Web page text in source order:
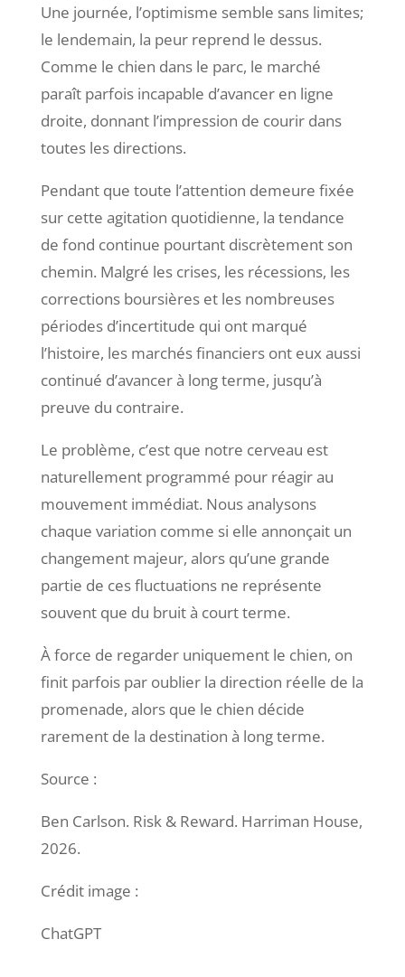
Une journée, l’optimisme semble sans limites;
le lendemain, la peur reprend le dessus.
Comme le chien dans le parc, le marché
paraît parfois incapable d’avancer en ligne
droite, donnant l’impression de courir dans
toutes les directions.
Pendant que toute l’attention demeure fixée
sur cette agitation quotidienne, la tendance
de fond continue pourtant discrètement son
chemin. Malgré les crises, les récessions, les
corrections boursières et les nombreuses
périodes d’incertitude qui ont marqué
l’histoire, les marchés financiers ont eux aussi
continué d’avancer à long terme, jusqu’à
preuve du contraire.
Le problème, c’est que notre cerveau est
naturellement programmé pour réagir au
mouvement immédiat. Nous analysons
chaque variation comme si elle annonçait un
changement majeur, alors qu’une grande
partie de ces fluctuations ne représente
souvent que du bruit à court terme.
À force de regarder uniquement le chien, on
finit parfois par oublier la direction réelle de la
promenade, alors que le chien décide
rarement de la destination à long terme.
Source :
Ben Carlson. Risk & Reward. Harriman House,
2026.
Crédit image :
ChatGPT